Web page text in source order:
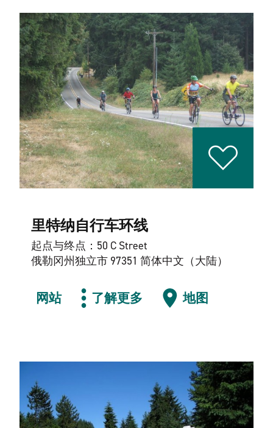
里特纳自行车环线
起点与终点：50 C Street
俄勒冈州独立市 97351 简体中文（大陆）
网站 了解更多 地图